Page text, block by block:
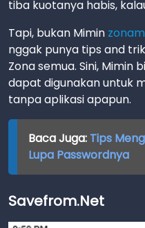
tiba kuotanya habis,
Tapi, bukan Mimin
nggak punya tips and
Zona semua. Sini,
dapat digunakan untuk
tanpa aplikasi apapun.
Baca Juga: Tips
Lupa Passwordnya
Savefrom.Net